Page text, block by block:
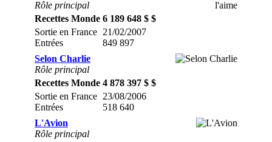
Rôle principal
Recettes Monde 6 189 648 $ $
Sortie en France
Entrées
21/02/2007
849 897
Selon Charlie
Rôle principal
Recettes Monde 4 878 397 $ $
Sortie en France
Entrées
23/08/2006
518 640
L'Avion
Rôle principal